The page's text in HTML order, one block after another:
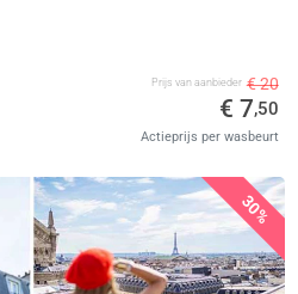
Prijs van aanbieder € 20
€ 7,50
Actieprijs per wasbeurt
30%